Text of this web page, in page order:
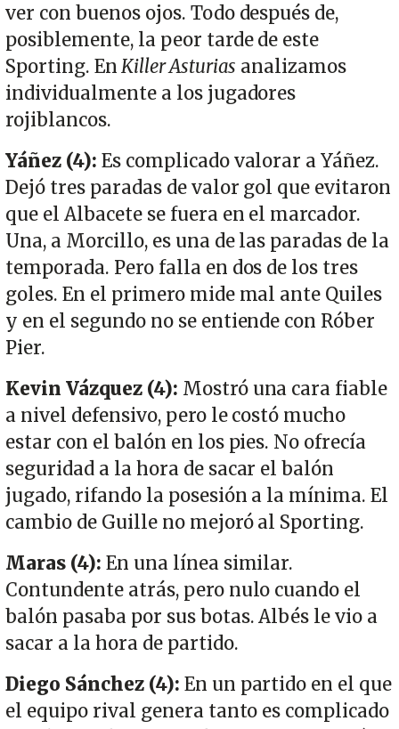
ver con buenos ojos. Todo después de,
posiblemente, la peor tarde de este
Sporting. EnKiller Asturias analizamos
individualmente a los jugadores
rojiblancos.
Yáñez (4): Es complicado valorar a Yáñez.
Dejó tres paradas de valor gol que evitaron
que el Albacete se fuera en el marcador.
Una, a Morcillo, es una de las paradas de la
temporada. Pero falla en dos de los tres
goles. En el primero mide mal ante Quiles
y en el segundo no se entiende con Róber
Pier.
Kevin Vázquez (4): Mostró una cara fiable
a nivel defensivo, pero le costó mucho
estar con el balón en los pies. No ofrecía
seguridad a la hora de sacar el balón
jugado, rifando la posesión a la mínima. El
cambio de Guille no mejoró al Sporting.
Maras (4): En una línea similar.
Contundente atrás, pero nulo cuando el
balón pasaba por sus botas. Albés le vio a
sacar a la hora de partido.
Diego Sánchez (4): En un partido en el que
el equipo rival genera tanto es complicado